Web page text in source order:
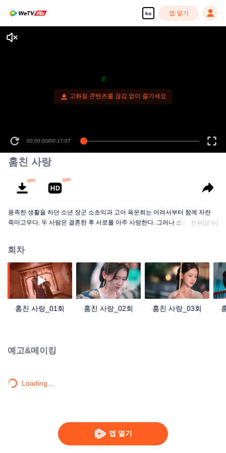
ko 앱 열기
앱 열기
고화질 콘텐츠를 끊김 없이 즐기세요
00:00:00/00:17:07
훔친 사랑
풍족한 생활을 하던 소년 장군 소초익과 고아 육운희는 어려서부터 함께 자란
죽마고우다. 두 사람은 결혼한 후 서로를 아주 사랑한다. 그러나 소초익은 약탈
랑과 미움이 교차하던 소초익은 육운희와 금기의 사랑에 빠진다.
전부[모두]
회차
훔친 사랑_01회 훔친 사랑_02회 훔친 사랑_03회
예고&메이킹
Loading…